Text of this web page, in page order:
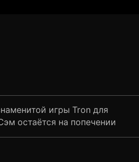
игры Tron для
остаётся на попечении